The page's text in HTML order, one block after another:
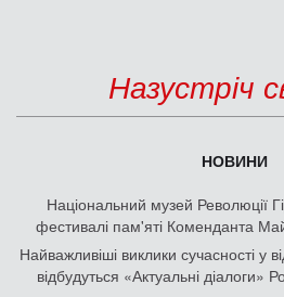
Назустріч
НОВИНИ
Національний музей Революції
фестивалі пам'яті Коменданта
Найважливіші виклики сучасності у
відбудуться «Актуальні діалоги»